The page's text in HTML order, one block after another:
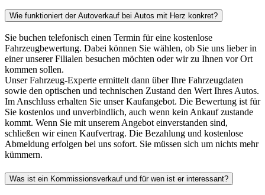
Wie funktioniert der Autoverkauf bei Autos mit Herz konkret?
Sie buchen telefonisch einen Termin für eine kostenlose
Fahrzeugbewertung. Dabei können Sie wählen, ob Sie uns lieber in
einer unserer Filialen besuchen möchten oder wir zu Ihnen vor Ort
kommen sollen.
Unser Fahrzeug-Experte ermittelt dann über Ihre Fahrzeugdaten
sowie den optischen und technischen Zustand den Wert Ihres Autos.
Im Anschluss erhalten Sie unser Kaufangebot. Die Bewertung ist für
Sie kostenlos und unverbindlich, auch wenn kein Ankauf zustande
kommt. Wenn Sie mit unserem Angebot einverstanden sind,
schließen wir einen Kaufvertrag. Die Bezahlung und kostenlose
Abmeldung erfolgen bei uns sofort. Sie müssen sich um nichts mehr
kümmern.
Was ist ein Kommissionsverkauf und für wen ist er interessant?